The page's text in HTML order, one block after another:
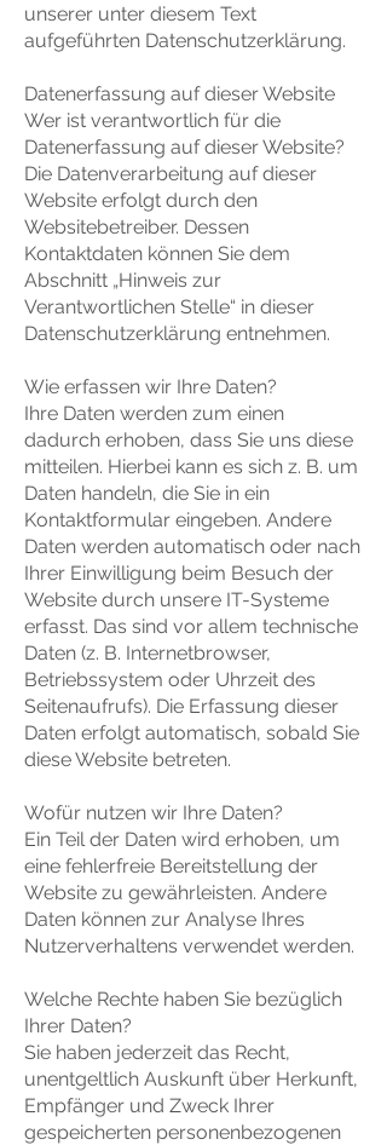
unserer unter diesem Text
aufgeführten Datenschutzerklärung.
Datenerfassung auf dieser Website
Wer ist verantwortlich für die
Datenerfassung auf dieser Website?
Die Datenverarbeitung auf dieser
Website erfolgt durch den
Websitebetreiber. Dessen
Kontaktdaten können Sie dem
Abschnitt „Hinweis zur
Verantwortlichen Stelle“ in dieser
Datenschutzerklärung entnehmen.
Wie erfassen wir Ihre Daten?
Ihre Daten werden zum einen
dadurch erhoben, dass Sie uns diese
mitteilen. Hierbei kann es sich z. B. um
Daten handeln, die Sie in ein
Kontaktformular eingeben. Andere
Daten werden automatisch oder nach
Ihrer Einwilligung beim Besuch der
Website durch unsere IT-Systeme
erfasst. Das sind vor allem technische
Daten (z. B. Internetbrowser,
Betriebssystem oder Uhrzeit des
Seitenaufrufs). Die Erfassung dieser
Daten erfolgt automatisch, sobald Sie
diese Website betreten.
Wofür nutzen wir Ihre Daten?
Ein Teil der Daten wird erhoben, um
eine fehlerfreie Bereitstellung der
Website zu gewährleisten. Andere
Daten können zur Analyse Ihres
Nutzerverhaltens verwendet werden.
Welche Rechte haben Sie bezüglich
Ihrer Daten?
Sie haben jederzeit das Recht,
unentgeltlich Auskunft über Herkunft,
Empfänger und Zweck Ihrer
gespeicherten personenbezogenen